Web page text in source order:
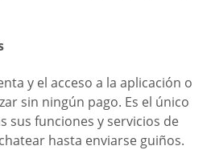
y el acceso a la aplicación o
sin ningún pago. Es el único
sus funciones y servicios de
hasta enviarse guiños.